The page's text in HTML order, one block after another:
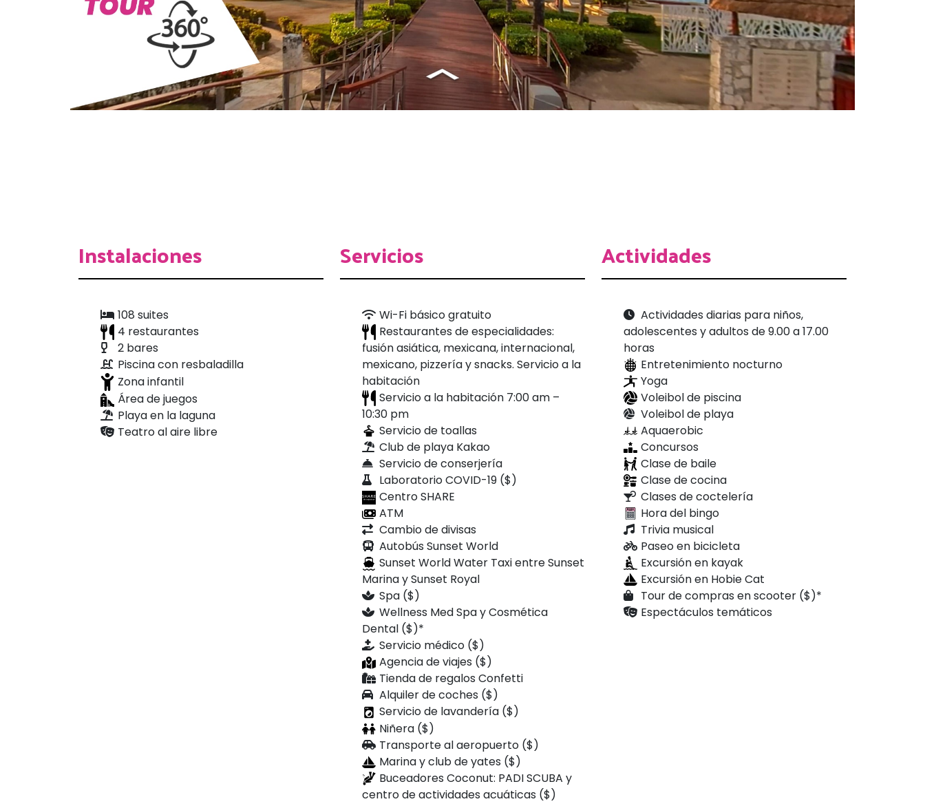
Instalaciones
108 suites
4 restaurantes
2 bares
Piscina con resbaladilla
Zona infantil
Área de juegos
Playa en la laguna
Teatro al aire libre
Servicios
Wi-Fi básico gratuito
Restaurantes de especialidades:
fusión asiática, mexicana, internacional,
mexicano, pizzería y snacks. Servicio a la
habitación
Servicio a la habitación 7:00 am –
10:30 pm
Servicio de toallas
Club de playa Kakao
Servicio de conserjería
Laboratorio COVID-19 ($)
Centro SHARE
ATM
Cambio de divisas
Autobús Sunset World
Sunset World Water Taxi entre Sunset
Marina y Sunset Royal
Spa ($)
Wellness Med Spa y Cosmética
Dental ($)*
Servicio médico ($)
Agencia de viajes ($)
Tienda de regalos Confetti
Alquiler de coches ($)
Servicio de lavandería ($)
Niñera ($)
Transporte al aeropuerto ($)
Marina y club de yates ($)
Buceadores Coconut: PADI SCUBA y
centro de actividades acuáticas ($)
Actividades
Actividades diarias para niños,
adolescentes y adultos de 9.00 a 17.00
horas
Entretenimiento nocturno
Yoga
Voleibol de piscina
Voleibol de playa
Aquaerobic
Concursos
Clase de baile
Clase de cocina
Clases de coctelería
Hora del bingo
Trivia musical
Paseo en bicicleta
Excursión en kayak
Excursión en Hobie Cat
Tour de compras en scooter ($)*
Espectáculos temáticos